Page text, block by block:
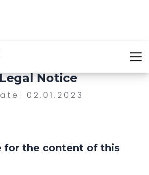
Notice
02.01.2023
for the content of this